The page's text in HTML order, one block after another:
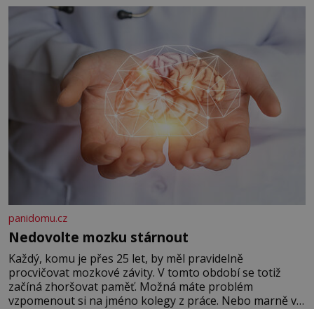
panidomu.cz
Nedovolte mozku stárnout
Každý, komu je přes 25 let, by měl pravidelně
procvičovat mozkové závity. V tomto období se totiž
začíná zhoršovat paměť. Možná máte problém
vzpomenout si na jméno kolegy z práce. Nebo marně v